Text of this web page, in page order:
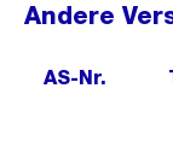
Andere
AS-Nr.